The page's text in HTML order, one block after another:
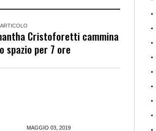
Cristoforetti cammina
spazio per 7 ore
MAGGIO 03, 2019